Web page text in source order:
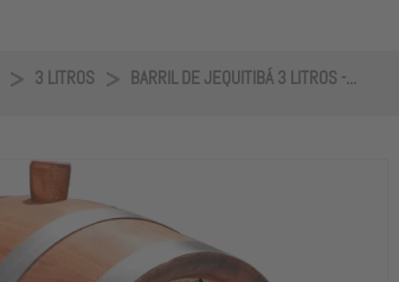
3 LITROS BARRIL DE JEQUITIBÁ 3 LITROS -...